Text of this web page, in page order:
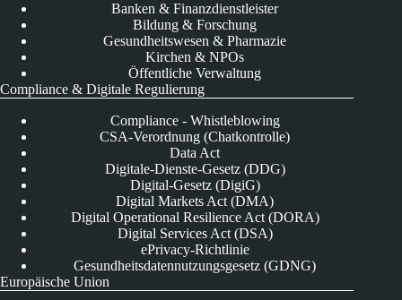
Banken & Finanzdienstleister
Bildung & Forschung
Gesundheitswesen & Pharmazie
Kirchen & NPOs
Öffentliche Verwaltung
Compliance & Digitale Regulierung
Compliance - Whistleblowing
CSA-Verordnung (Chatkontrolle)
Data Act
Digitale-Dienste-Gesetz (DDG)
Digital-Gesetz (DigiG)
Digital Markets Act (DMA)
Digital Operational Resilience Act (DORA)
Digital Services Act (DSA)
ePrivacy-Richtlinie
Gesundheitsdatennutzungsgesetz (GDNG)
Europäische Union